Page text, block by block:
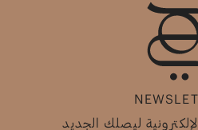
ليصلك الجديد